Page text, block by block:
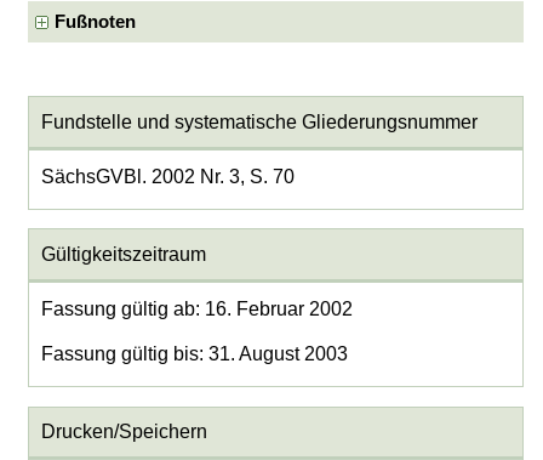
Fußnoten
Fundstelle und systematische Gliederungsnummer
SächsGVBl. 2002 Nr. 3, S. 70
Gültigkeitszeitraum
Fassung gültig ab: 16. Februar 2002
Fassung gültig bis: 31. August 2003
Drucken/Speichern